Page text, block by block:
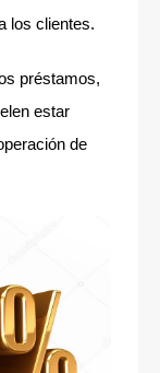
los clientes.
préstamos,
estar
de